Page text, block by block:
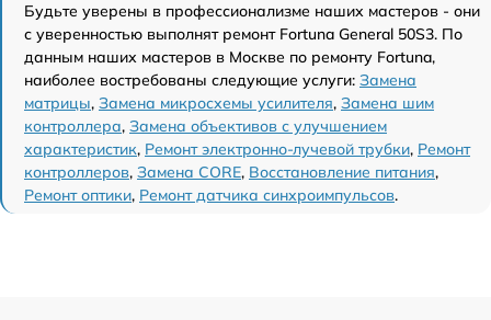
Будьте уверены в профессионализме наших мастеров - они
с уверенностью выполнят ремонт Fortuna General 50S3. По
данным наших мастеров в Москве по ремонту Fortuna,
наиболее востребованы следующие услуги: Замена
матрицы, Замена микросхемы усилителя, Замена шим
контроллера, Замена объективов с улучшением
характеристик, Ремонт электронно-лучевой трубки, Ремонт
контроллеров, Замена CORE, Восстановление питания,
Ремонт оптики, Ремонт датчика синхроимпульсов.